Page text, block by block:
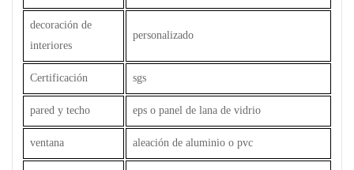
decoración de
interiores
personalizado
Certificación sgs
pared y techo eps o panel de lana de vidrio
ventana aleación de aluminio o pvc